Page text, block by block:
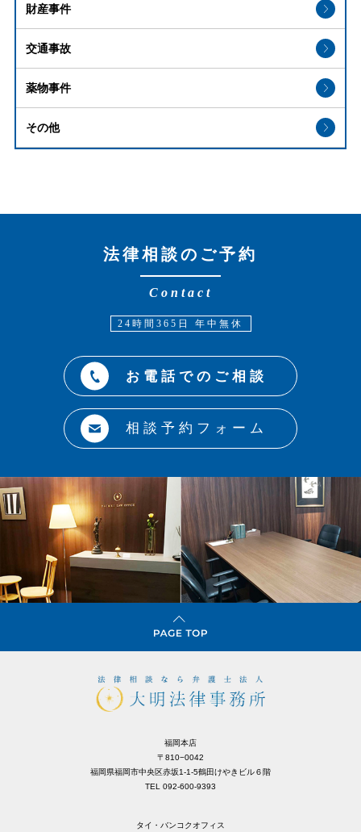
財産事件
交通事故
薬物事件
その他
法律相談のご予約
Contact
24時間365日 年中無休
お電話でのご相談
相談予約フォーム
福岡本店
〒810−0042
福岡県福岡市中央区赤坂1-1-5鶴田けやきビル６階
TEL 092-600-9393
タイ・バンコクオフィス